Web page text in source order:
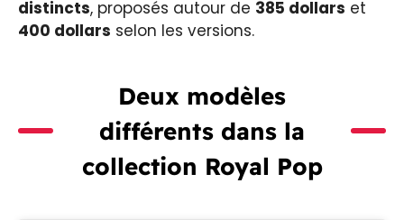
distincts, proposés autour de 385 dollars et
400 dollars selon les versions.
Deux modèles
différents dans la
collection Royal Pop